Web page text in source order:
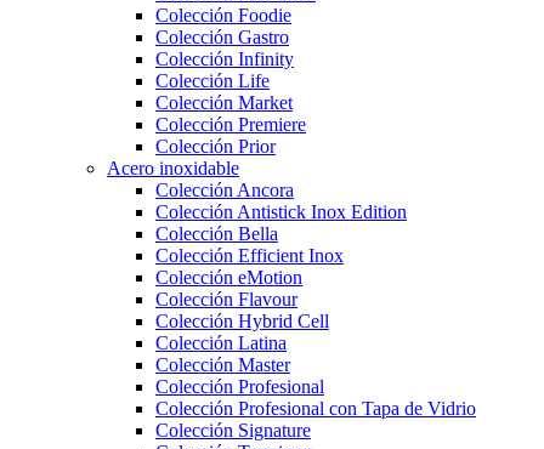
Colección Foodie
Colección Gastro
Colección Infinity
Colección Life
Colección Market
Colección Premiere
Colección Prior
Acero inoxidable
Colección Ancora
Colección Antistick Inox Edition
Colección Bella
Colección Efficient Inox
Colección eMotion
Colección Flavour
Colección Hybrid Cell
Colección Latina
Colección Master
Colección Profesional
Colección Profesional con Tapa de Vidrio
Colección Signature